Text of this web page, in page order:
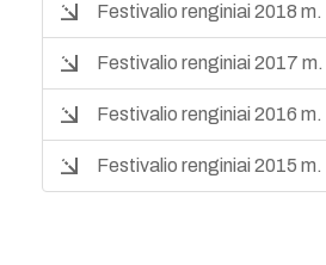
Festivalio renginiai 2018 m.
Festivalio renginiai 2017 m.
Festivalio renginiai 2016 m.
Festivalio renginiai 2015 m.